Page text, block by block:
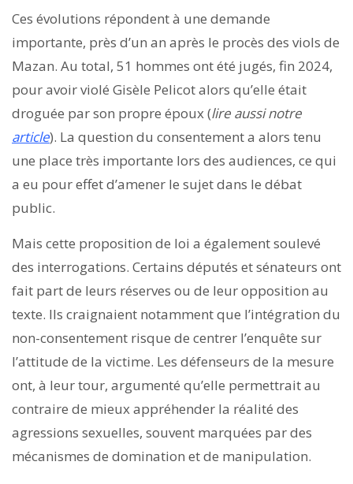
Ces évolutions répondent à une demande
importante, près d’un an après le procès des viols de
Mazan. Au total, 51 hommes ont été jugés, fin 2024,
pour avoir violé Gisèle Pelicot alors qu’elle était
droguée par son propre époux (lire aussi notre
article). La question du consentement a alors tenu
une place très importante lors des audiences, ce qui
a eu pour effet d’amener le sujet dans le débat
public.
Mais cette proposition de loi a également soulevé
des interrogations. Certains députés et sénateurs ont
fait part de leurs réserves ou de leur opposition au
texte. Ils craignaient notamment que l’intégration du
non-consentement risque de centrer l’enquête sur
l’attitude de la victime. Les défenseurs de la mesure
ont, à leur tour, argumenté qu’elle permettrait au
contraire de mieux appréhender la réalité des
agressions sexuelles, souvent marquées par des
mécanismes de domination et de manipulation.